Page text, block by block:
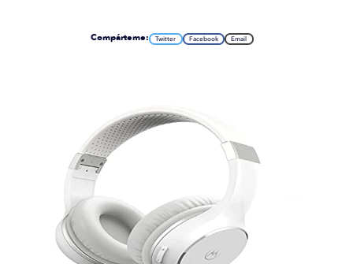
Compárteme: Twitter Facebook Email